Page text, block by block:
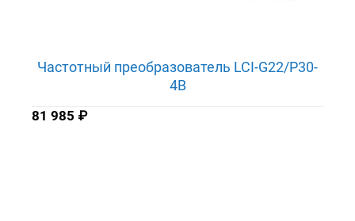
Частотный преобразователь LCI-G22/P30-
4B
81 985 ₽